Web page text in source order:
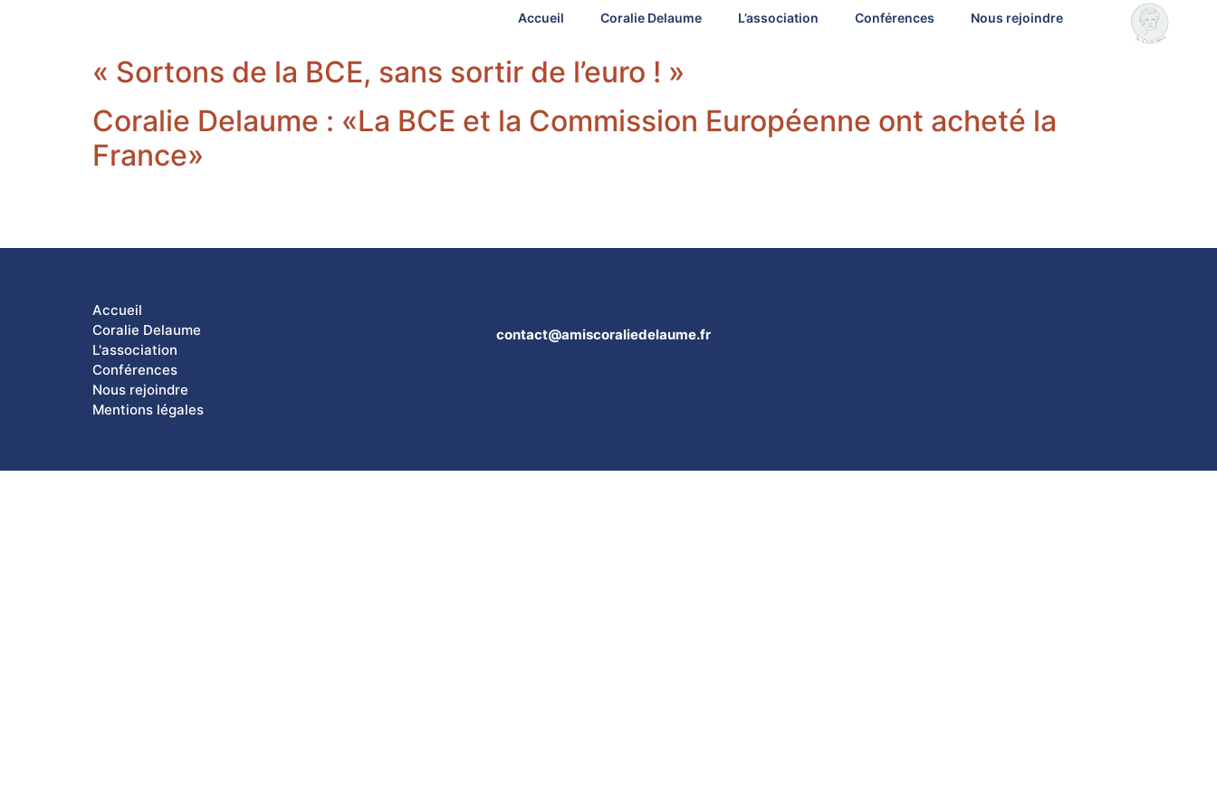
Accueil Coralie Delaume L’association Conférences Nous rejoindre
« Sortons de la BCE, sans sortir de l’euro ! »
Coralie Delaume : «La BCE et la Commission Européenne ont acheté la
France»
Accueil
Coralie Delaume
L'association
Conférences
Nous rejoindre
Mentions légales
contact@amiscoraliedelaume.fr